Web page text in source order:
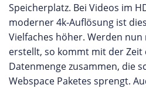
Speicherplatz. Bei Videos im
moderner 4k-Auflösung ist
Vielfaches höher. Werden nun
erstellt, so kommt mit der Zeit
Datenmenge zusammen, die
Webspace Paketes sprengt.